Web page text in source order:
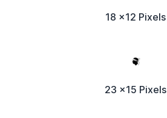
18 x12 Pixels
23 x15 Pixels